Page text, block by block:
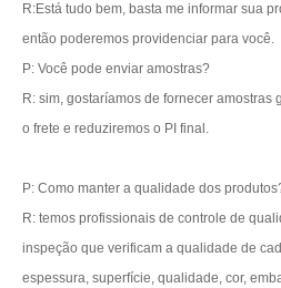
R:Está tudo bem, basta me informar sua
então poderemos providenciar para você.
P: Você pode enviar amostras?
R: sim, gostaríamos de fornecer amostras
o frete e reduziremos o PI final.
P: Como manter a qualidade dos
R: temos profissionais de controle de
inspeção que verificam a qualidade de
espessura, superfície, qualidade, cor,